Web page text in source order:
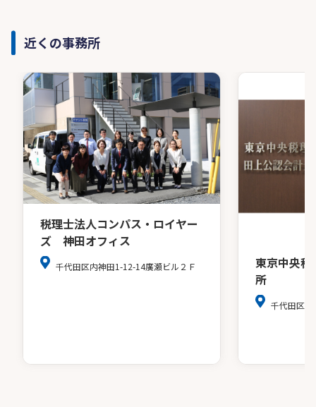
近くの事務所
税理士法人コンパス・ロイヤー
ズ 神田オフィス
千代田区内神田1-12-14廣瀬ビル２Ｆ
東京中央
所
千代田区麹